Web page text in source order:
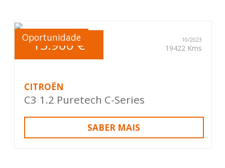
Oportunidade
13.900 € 10/2023
19422 Kms
CITROËN
C3 1.2 Puretech C-Series
SABER MAIS